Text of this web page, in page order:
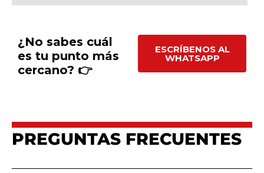
¿No sabes cuál
es tu punto más
cercano? 👉
ESCRÍBENOS AL
WHATSAPP
PREGUNTAS FRECUENTES